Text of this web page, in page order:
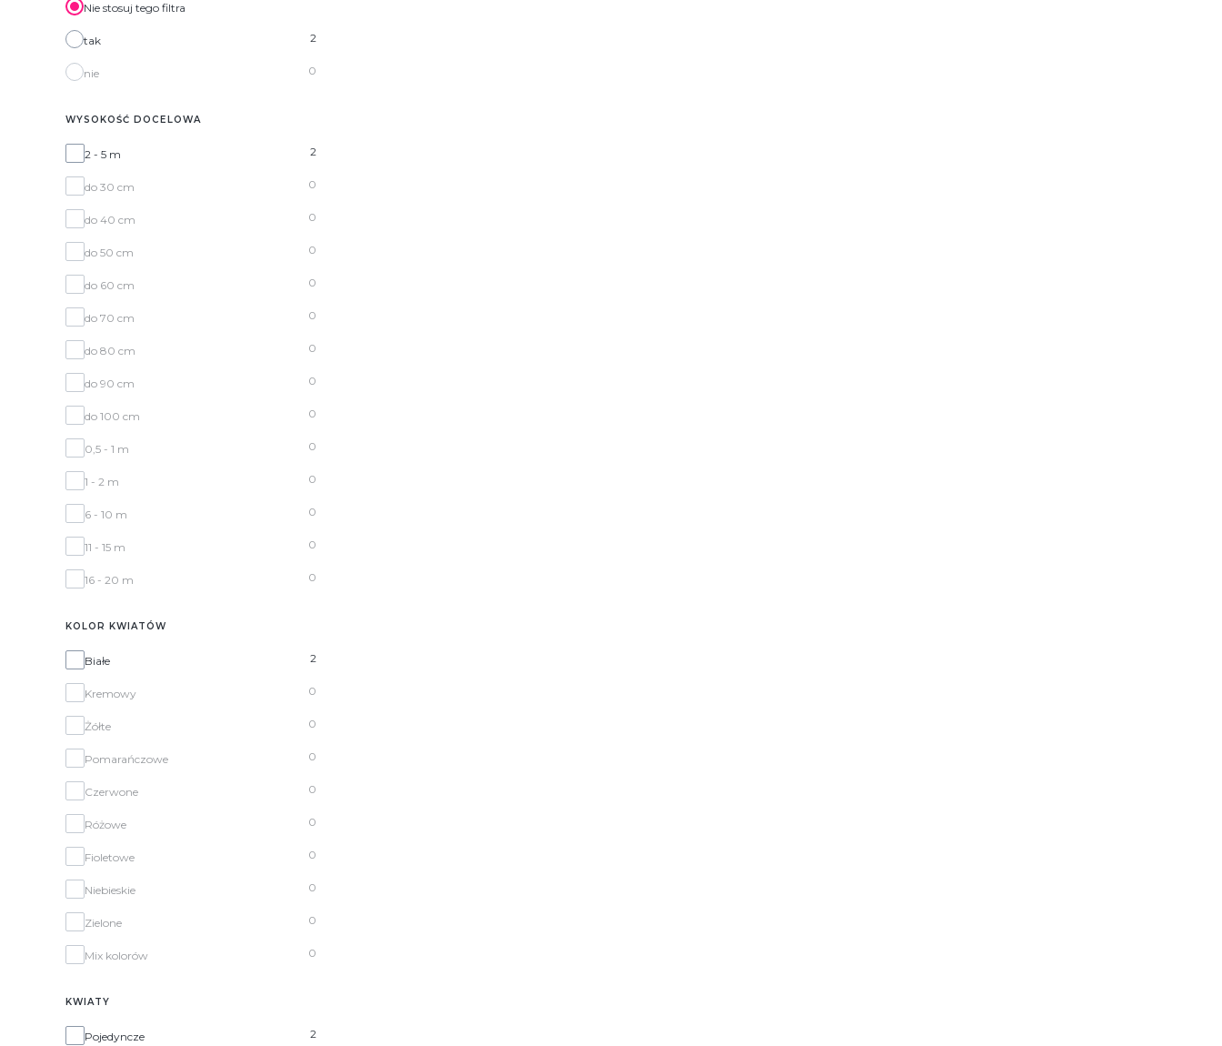
Nie stosuj tego filtra
tak 2
nie 0
WYSOKOŚĆ DOCELOWA
Wysokość docelowa
2 - 5 m 2
do 30 cm 0
do 40 cm 0
do 50 cm 0
do 60 cm 0
do 70 cm 0
do 80 cm 0
do 90 cm 0
do 100 cm 0
0,5 - 1 m 0
1 - 2 m 0
6 - 10 m 0
11 - 15 m 0
16 - 20 m 0
KOLOR KWIATÓW
Kolor kwiatów
Białe 2
Kremowy 0
Żółte 0
Pomarańczowe 0
Czerwone 0
Różowe 0
Fioletowe 0
Niebieskie 0
Zielone 0
Mix kolorów 0
KWIATY
Kwiaty
Pojedyncze 2